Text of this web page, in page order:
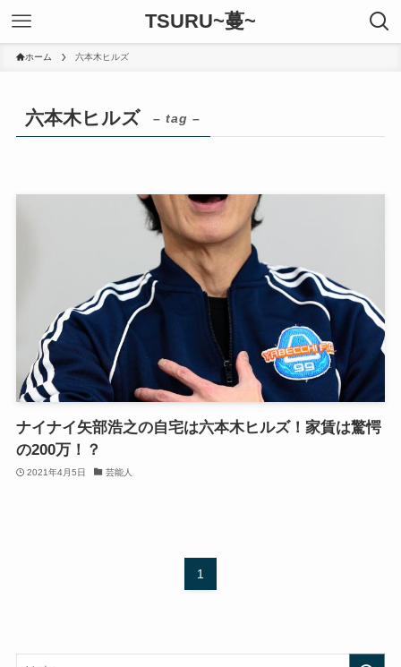
TSURU~蔓~
ホーム 六本木ヒルズ
六本木ヒルズ – tag –
ナイナイ矢部浩之の自宅は六本木ヒルズ！家賃は驚愕
の200万！？
2021年4月5日 芸能人
1